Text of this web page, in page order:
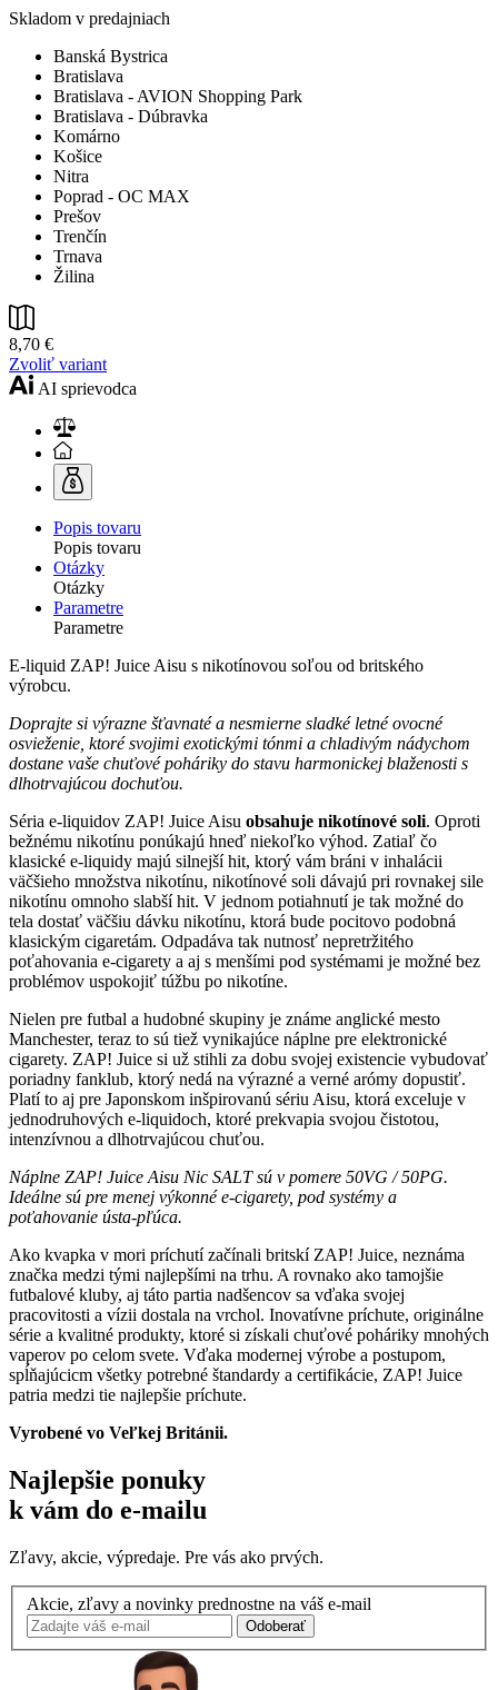
Skladom v predajniach
Banská Bystrica
Bratislava
Bratislava - AVION Shopping Park
Bratislava - Dúbravka
Komárno
Košice
Nitra
Poprad - OC MAX
Prešov
Trenčín
Trnava
Žilina
8,70 €
Zvoliť variant
AI sprievodca
Popis tovaru
Popis tovaru
Otázky
Otázky
Parametre
Parametre
E-liquid ZAP! Juice Aisu s nikotínovou soľou od britského
výrobcu.
Doprajte si výrazne šťavnaté a nesmierne sladké letné ovocné
osvieženie, ktoré svojimi exotickými tónmi a chladivým nádychom
dostane vaše chuťové poháriky do stavu harmonickej blaženosti s
dlhotrvajúcou dochuťou.
Séria e-liquidov ZAP! Juice Aisu obsahuje nikotínové soli. Oproti
bežnému nikotínu ponúkajú hneď niekoľko výhod. Zatiaľ čo
klasické e-liquidy majú silnejší hit, ktorý vám bráni v inhalácii
väčšieho množstva nikotínu, nikotínové soli dávajú pri rovnakej sile
nikotínu omnoho slabší hit. V jednom potiahnutí je tak možné do
tela dostať väčšiu dávku nikotínu, ktorá bude pocitovo podobná
klasickým cigaretám. Odpadáva tak nutnosť nepretržitého
poťahovania e-cigarety a aj s menšími pod systémami je možné bez
problémov uspokojiť túžbu po nikotíne.
Nielen pre futbal a hudobné skupiny je známe anglické mesto
Manchester, teraz to sú tiež vynikajúce náplne pre elektronické
cigarety. ZAP! Juice si už stihli za dobu svojej existencie vybudovať
poriadny fanklub, ktorý nedá na výrazné a verné arómy dopustiť.
Platí to aj pre Japonskom inšpirovanú sériu Aisu, ktorá exceluje v
jednodruhových e-liquidoch, ktoré prekvapia svojou čistotou,
intenzívnou a dlhotrvajúcou chuťou.
Náplne ZAP! Juice Aisu Nic SALT sú v pomere 50VG / 50PG.
Ideálne sú pre menej výkonné e-cigarety, pod systémy a
poťahovanie ústa-pľúca.
Ako kvapka v mori príchutí začínali britskí ZAP! Juice, neznáma
značka medzi tými najlepšími na trhu. A rovnako ako tamojšie
futbalové kluby, aj táto partia nadšencov sa vďaka svojej
pracovitosti a vízii dostala na vrchol. Inovatívne príchute, originálne
série a kvalitné produkty, ktoré si získali chuťové poháriky mnohých
vaperov po celom svete. Vďaka modernej výrobe a postupom,
spĺňajúcicm všetky potrebné štandardy a certifikácie, ZAP! Juice
patria medzi tie najlepšie príchute.
Vyrobené vo Veľkej Británii.
Najlepšie ponuky
k vám do e-mailu
Zľavy, akcie, výpredaje. Pre vás ako prvých.
Akcie, zľavy a novinky prednostne na váš e-mail
Odoberať